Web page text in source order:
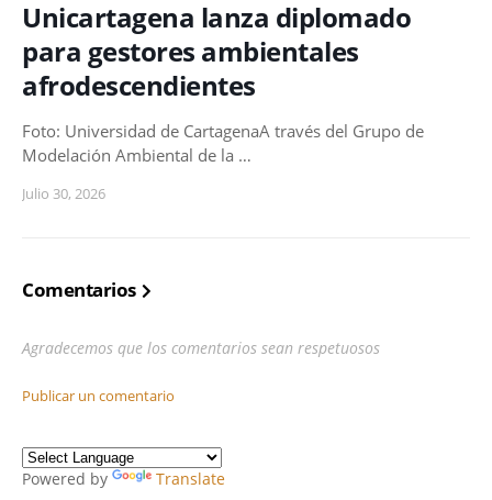
Unicartagena lanza diplomado
para gestores ambientales
afrodescendientes
Foto: Universidad de CartagenaA través del Grupo de
Modelación Ambiental de la …
Julio 30, 2026
Comentarios
Agradecemos que los comentarios sean respetuosos
Publicar un comentario
Powered by Translate